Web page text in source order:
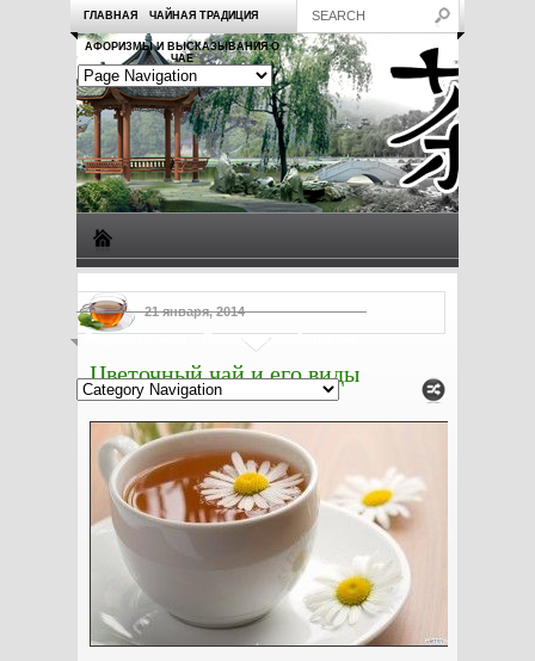
ГЛАВНАЯ ЧАЙНАЯ ТРАДИЦИЯ
АФОРИЗМЫ И ВЫСКАЗЫВАНИЯ О
ЧАЕ
Рецепты с чаем Полезные свойства чая
21 января, 2014
Цветочный чай и его виды